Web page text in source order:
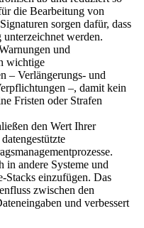
die Bearbeitung von
sorgen dafür, dass
werden.
und
wichtige
– Verlängerungs- und
–, damit kein
Fristen oder Strafen
den Wert Ihrer
in andere Systeme und
Stacks einzufügen. Das
zwischen den
und verbessert